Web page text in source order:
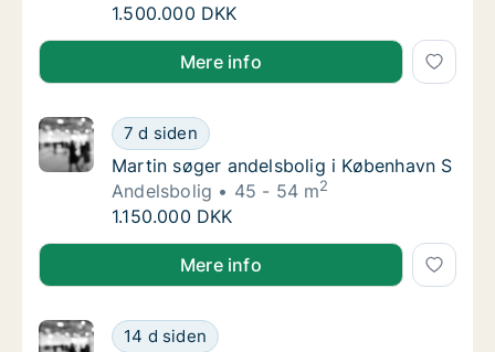
Anne søger andelsbolig i København S,
1.500.000 DKK
Anne søger andelsbolig i København S, Valby eller
Mere info
Martin søger andelsbolig i København S
7 d siden
Martin søger andelsbolig i København S
Martin søger andelsbolig i København S
Andelsbolig
45 - 54 m2
Martin søger andelsbolig i København S
1.150.000 DKK
Martin søger andelsbolig i København S
Mere info
Susanne søger andelsbolig i København K,
14 d siden